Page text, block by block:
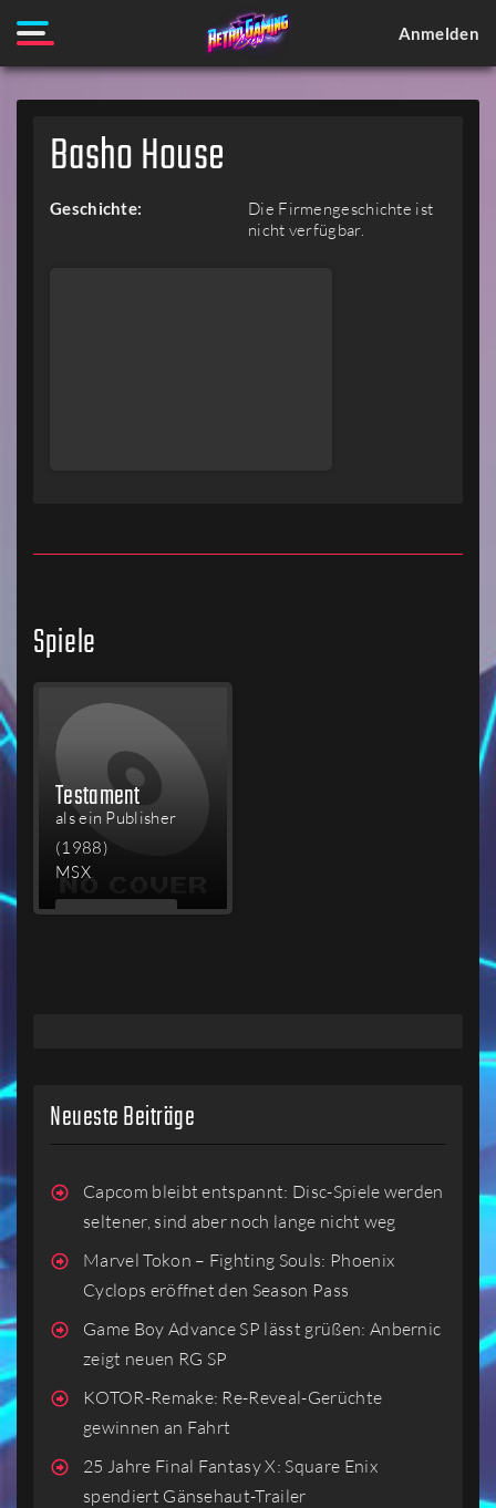
Anmelden
Basho House
Geschichte:
Die Firmengeschichte ist
nicht verfügbar.
Spiele
Testament
als ein Publisher
(1988)
MSX
MEHR
Neueste Beiträge
Capcom bleibt entspannt: Disc-Spiele werden
seltener, sind aber noch lange nicht weg
Marvel Tokon – Fighting Souls: Phoenix
Cyclops eröffnet den Season Pass
Game Boy Advance SP lässt grüßen: Anbernic
zeigt neuen RG SP
KOTOR-Remake: Re-Reveal-Gerüchte
gewinnen an Fahrt
25 Jahre Final Fantasy X: Square Enix
spendiert Gänsehaut-Trailer